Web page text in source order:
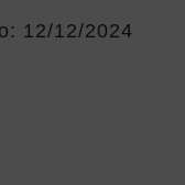
12/12/2024